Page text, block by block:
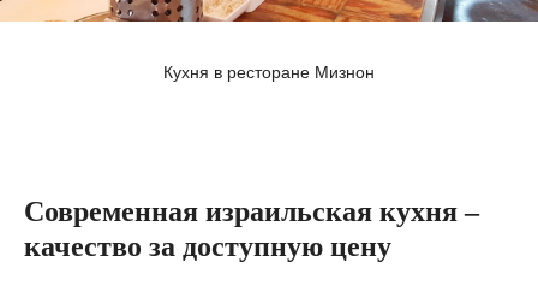
Кухня в ресторане Мизнон
Современная израильская кухня –
качество за доступную цену